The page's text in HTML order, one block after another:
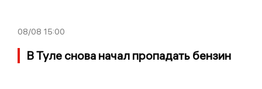
08/08 15:00
В Туле снова начал пропадать бензин